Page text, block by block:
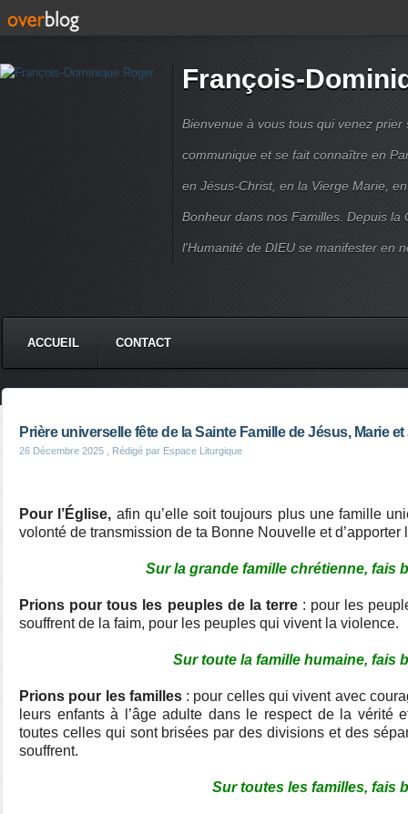
François-
Bienvenue à vous tous qui venez prier
communique et se fait connaître en
en Jésus-Christ, en la Vierge Marie,
Bonheur dans nos Familles. Depuis la
l'Humanité de DIEU se manifester en
ACCUEIL CONTACT
Prière universelle fête de la Sainte Famille de Jésus, Marie
26 Décembre 2025 , Rédigé par Espace Liturgique
Pour l’Église, afin qu’elle soit toujours plus une famille
volonté de transmission de ta Bonne Nouvelle et d’apporter
Sur la grande famille chrétienne, fais
Prions pour tous les peuples de la terre: pour les
souffrent de la faim, pour les peuples qui vivent la violence.
Sur toute la famille humaine, fais
Prions pour les familles : pour celles qui vivent avec
leurs enfants à l’âge adulte dans le respect de la vérité
toutes celles qui sont brisées par des divisions et des
souffrent.
Sur toutes les familles, fais